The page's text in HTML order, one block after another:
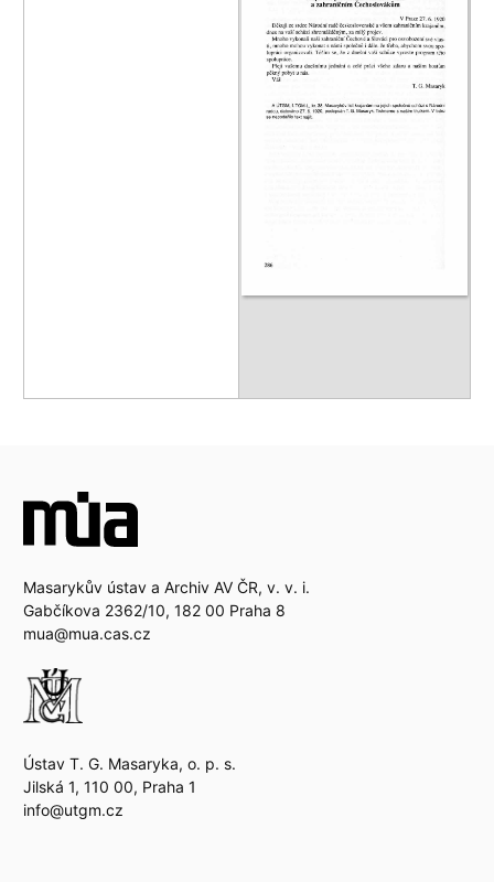
Masarykův ústav a Archiv AV ČR, v. v. i.
Gabčíkova 2362/10, 182 00 Praha 8
mua@mua.cas.cz
Ústav T. G. Masaryka, o. p. s.
Jilská 1, 110 00, Praha 1
info@utgm.cz